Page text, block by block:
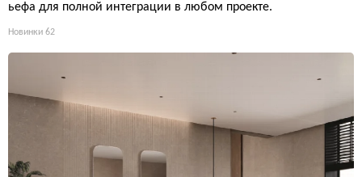
ьефа для полной интеграции в любом проекте.
Новинки 62